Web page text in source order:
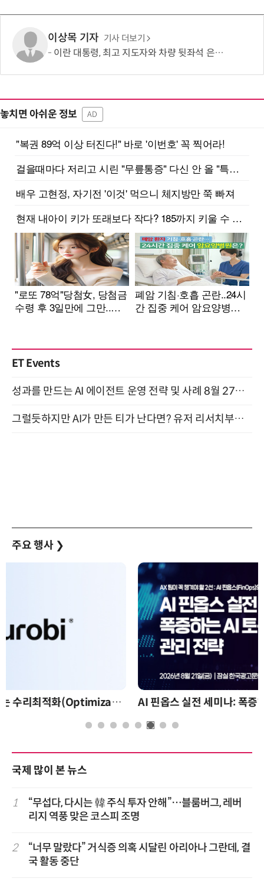
이상목 기자 기사 더보기
이란 대통령, 최고 지도자와 차량 뒷좌석 은밀한 만남?…“얼굴도 못보고 악수도 못해”
놓치면 아쉬운 정보 AD
ET Events
성과를 만드는 AI 에이전트 운영 전략 및 사례 8월 27일 개최
그럴듯하지만 AI가 만든 티가 난다면? 유저 리서치부터 배포까지! (9/15)
주요 행사 ❯
AI 핀옵스 실전 세미나: 폭증하는 AI 토큰 비용 관리 전략
국제 많이 본 뉴스
1
“무섭다, 다시는 韓 주식 투자 안해”…블룸버그, 레버
리지 역풍 맞은 코스피 조명
2
“너무 말랐다” 거식증 의혹 시달린 아리아나 그란데, 결
국 활동 중단